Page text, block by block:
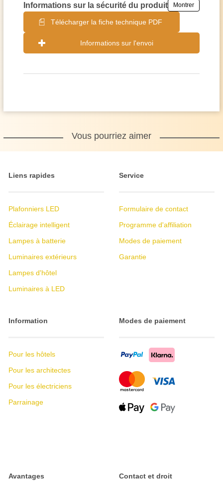
Informations sur la sécurité du produit Montrer
Télécharger la fiche technique PDF
Informations sur l'envoi
Vous pourriez aimer
Liens rapides
Plafonniers LED
Éclairage intelligent
Lampes à batterie
Luminaires extérieurs
Lampes d'hôtel
Luminaires à LED
Service
Formulaire de contact
Programme d'affiliation
Modes de paiement
Garantie
Information
Pour les hôtels
Pour les architectes
Pour les électriciens
Parrainage
Modes de paiement
Avantages Contact et droit